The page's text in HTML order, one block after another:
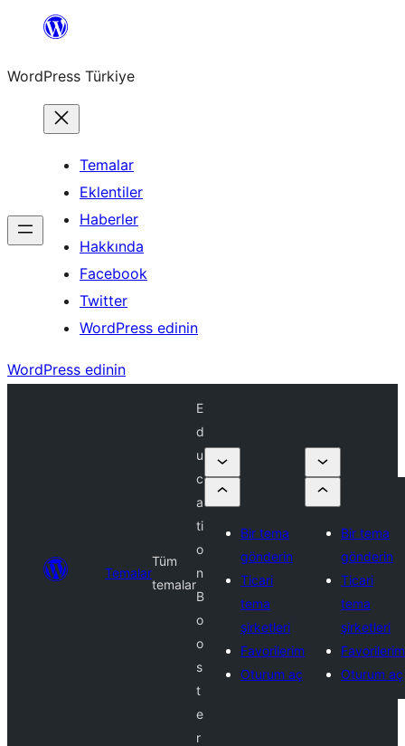
İçeriğe
WordPress Türkiye
Temalar
Eklentiler
Haberler
Hakkında
Facebook
Twitter
WordPress edinin
WordPress edinin
Temalar
Tüm
temalar
E
d
u
c
a
ti
o
n
B
o
o
s
t
e
r
Bir tema
gönderin
Ticari
tema
şirketleri
Favorilerim
Oturum aç
Bir tema
gönderin
Ticari
tema
şirketleri
Favorilerim
Oturum aç